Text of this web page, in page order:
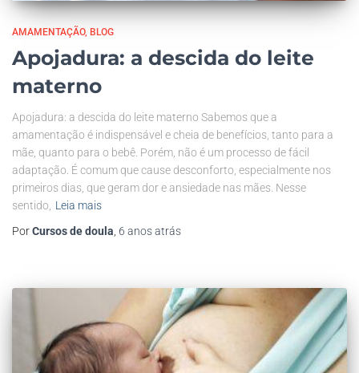
AMAMENTAÇÃO BLOG
Apojadura: a descida do leite
materno
Apojadura: a descida do leite materno Sabemos que a
amamentação é indispensável e cheia de benefícios, tanto para a
mãe, quanto para o bebê. Porém, não é um processo de fácil
adaptação. É comum que cause desconforto, especialmente nos
primeiros dias, que geram dor e ansiedade nas mães. Nesse
sentido,
Leia mais
PorCursos de doula 6 anosatrás